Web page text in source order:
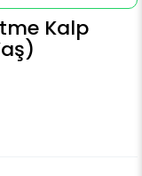
Kalp